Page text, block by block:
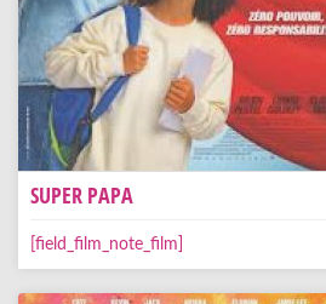
SUPER PAPA
[field_film_note_film]